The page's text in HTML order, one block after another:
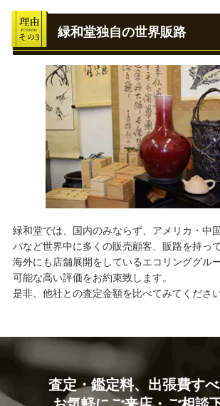
緑和堂独自の世界販路
緑和堂では、国内のみならず、アメリカ・中
パなど世界中に多くの販売顧客、販路を持っ
海外にも店舗展開をしているエコリンググル
可能な高い評価をお約束致します。
是非、他社との査定金額を比べてみてください
査定・鑑定料、出張費す